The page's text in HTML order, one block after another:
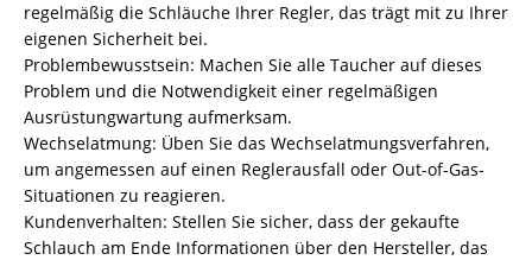
regelmäßig die Schläuche Ihrer Regler, das trägt mit zu Ihrer
eigenen Sicherheit bei.
Problembewusstsein: Machen Sie alle Taucher auf dieses
Problem und die Notwendigkeit einer regelmäßigen
Ausrüstungwartung aufmerksam.
Wechselatmung: Üben Sie das Wechselatmungsverfahren,
um angemessen auf einen Reglerausfall oder Out-of-Gas-
Situationen zu reagieren.
Kundenverhalten: Stellen Sie sicher, dass der gekaufte
Schlauch am Ende Informationen über den Hersteller, das